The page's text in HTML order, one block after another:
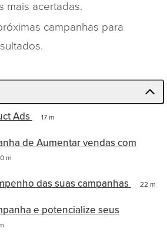
mais acertadas.
campanhas para
Ads 17 m
de Aumentar vendas com
m
das suas campanhas 22 m
e potencialize seus